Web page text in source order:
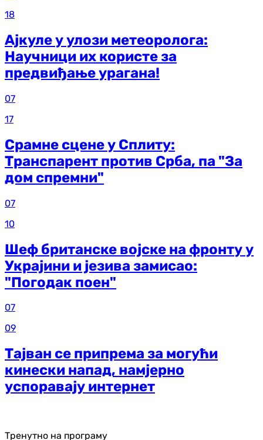
18
Ајкуле у улози метеоролога:
Научници их користе за
предвиђање урагана!
07
17
Срамне сцене у Сплиту:
Транспарент против Срба, па "За
дом спремни"
07
10
Шеф британске војске на фронту у
Украјини и језива замисао:
"Погодак поен"
07
09
Тајван се припрема за могући
кинески напад, намјерно
успоравају интернет
Тренутно на програму